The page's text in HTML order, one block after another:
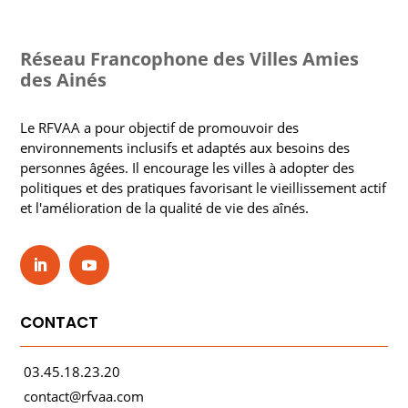
Réseau Francophone des Villes Amies
des Ainés
Le RFVAA a pour objectif de promouvoir des
environnements inclusifs et adaptés aux besoins des
personnes âgées. Il encourage les villes à adopter des
politiques et des pratiques favorisant le vieillissement actif
et l'amélioration de la qualité de vie des aînés.
CONTACT
03.45.18.23.20
contact@rfvaa.com